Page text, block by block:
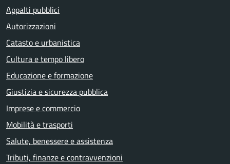
Appalti pubblici
Autorizzazioni
Catasto e urbanistica
Cultura e tempo libero
Educazione e formazione
Giustizia e sicurezza pubblica
Imprese e commercio
Mobilità e trasporti
Salute, benessere e assistenza
Tributi, finanze e contravvenzioni